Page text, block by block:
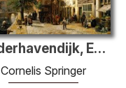
Zuiderhavendijk, Enkhuizen
Cornelis Springer